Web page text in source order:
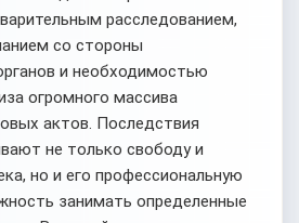
расследованием,
со стороны
и необходимостью
огромного массива
актов. Последствия
не только свободу и
но и его профессиональную
занимать определенные